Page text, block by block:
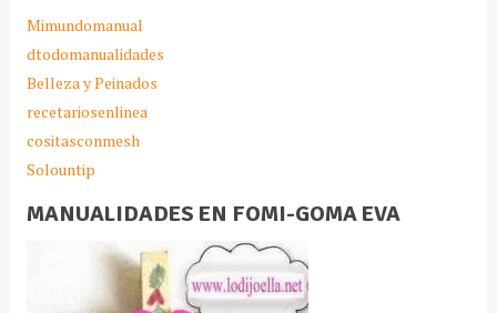
Mimundomanual
dtodomanualidades
Belleza y Peinados
recetariosenlinea
cositasconmesh
Solountip
MANUALIDADES EN FOMI-GOMA EVA